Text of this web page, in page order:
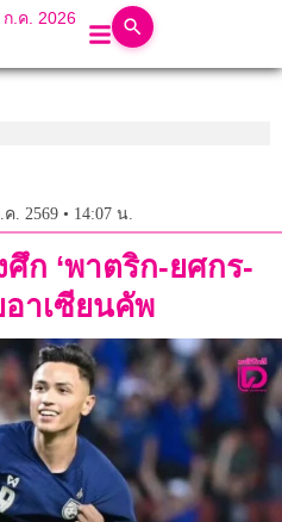
ก.ค. 2026
ค. 2569 • 14:07 น.
ก ‘พาตริก-ยศกร-
อาเซียนคัพ